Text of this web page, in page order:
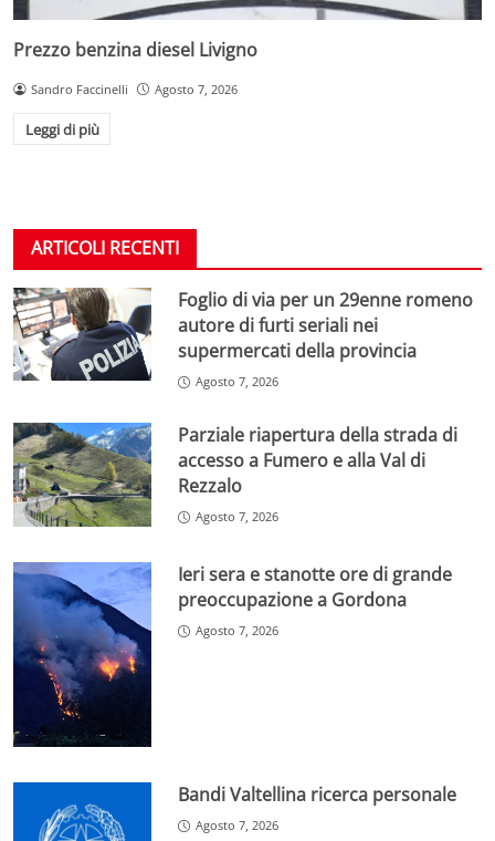
Prezzo benzina diesel Livigno
Sandro Faccinelli Agosto 7, 2026
Leggi di più
ARTICOLI RECENTI
Foglio di via per un 29enne romeno
autore di furti seriali nei
supermercati della provincia
Agosto 7, 2026
Parziale riapertura della strada di
accesso a Fumero e alla Val di
Rezzalo
Agosto 7, 2026
Ieri sera e stanotte ore di grande
preoccupazione a Gordona
Agosto 7, 2026
Bandi Valtellina ricerca personale
Agosto 7, 2026